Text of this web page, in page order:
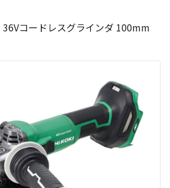
コードレスグラインダ 100mm